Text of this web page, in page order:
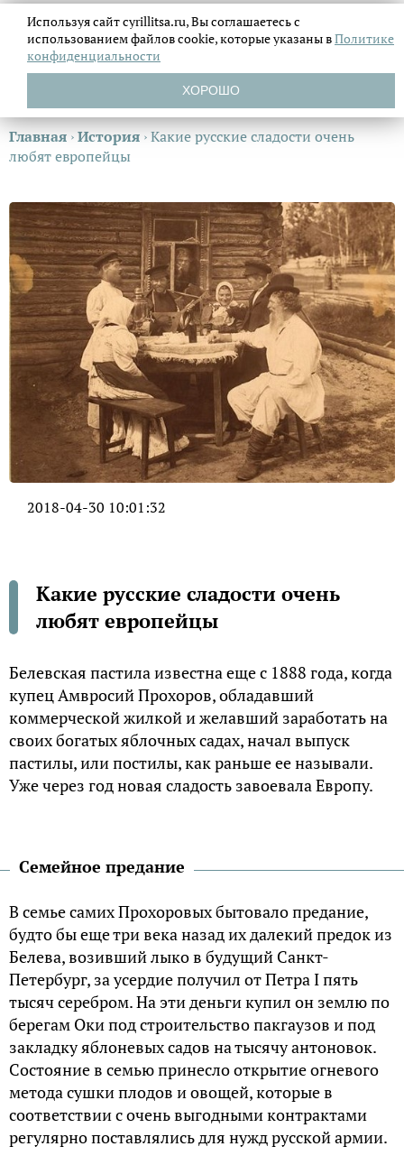
Главная ›История ›Какие русские сладости очень
любят европейцы
2018-04-30 10:01:32
Какие русские сладости очень
любят европейцы
Белевская пастила известна еще с 1888 года, когда
купец Амвросий Прохоров, обладавший
коммерческой жилкой и желавший заработать на
своих богатых яблочных садах, начал выпуск
пастилы, или постилы, как раньше ее называли.
Уже через год новая сладость завоевала Европу.
Семейное предание
В семье самих Прохоровых бытовало предание,
будто бы еще три века назад их далекий предок из
Белева, возивший лыко в будущий Санкт-
Петербург, за усердие получил от Петра I пять
тысяч серебром. На эти деньги купил он землю по
берегам Оки под строительство пакгаузов и под
закладку яблоневых садов на тысячу антоновок.
Состояние в семью принесло открытие огневого
метода сушки плодов и овощей, которые в
соответствии с очень выгодными контрактами
регулярно поставлялись для нужд русской армии.
Используя сайт cyrillitsa.ru, Вы соглашаетесь с
использованием файловcookie, которые указаны вПолитике
конфиденциальности
ХОРОШО